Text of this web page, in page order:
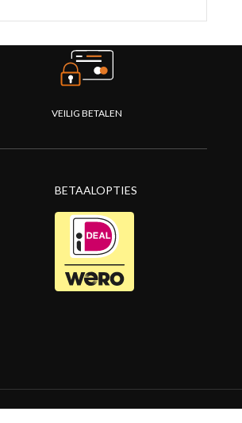
VEILIG BETALEN
BETAALOPTIES